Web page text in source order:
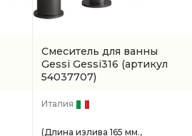
Смеситель для ванны
Gessi Gessi316 (артикул
54037707)
Италия
(Длина излива 165 мм.,